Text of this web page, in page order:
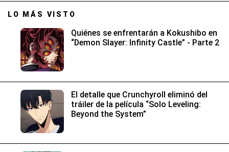
LO MÁS VISTO
Quiénes se enfrentarán a Kokushibo en
“Demon Slayer: Infinity Castle” - Parte 2
El detalle que Crunchyroll eliminó del
tráiler de la película “Solo Leveling:
Beyond the System”